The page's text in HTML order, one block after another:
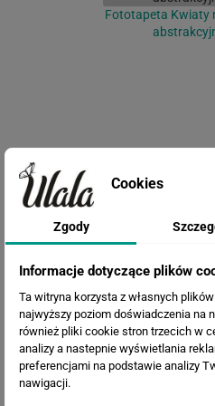
Fototapeta Kwiaty
Cookies
Zgody
Informacje dotyczące plików
Ta witryna korzysta z własnych
najwyższy poziom doświadczenia na
również pliki cookie stron trzecich w
analizy a nastepnie wyświetlania
preferencjami na podstawie analizy
nawigacji.